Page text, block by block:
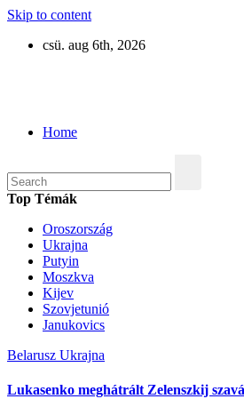
Skip to content
csü. aug 6th, 2026
Home
Top Témák
Oroszország
Ukrajna
Putyin
Moszkva
Kijev
Szovjetunió
Janukovics
Belarusz Ukrajna
Lukasenko meghátrált Zelenszkij